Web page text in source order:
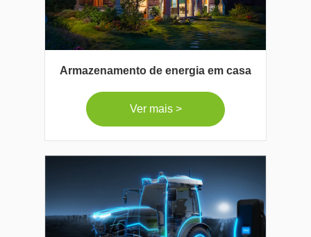
Armazenamento de energia em casa
Ver mais >